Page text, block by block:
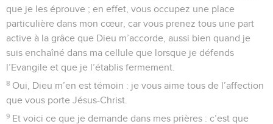
que je les éprouve ; en effet, vous occupez une place
particulière dans mon cœur, car vous prenez tous une part
active à la grâce que Dieu m’accorde, aussi bien quand je
suis enchaîné dans ma cellule que lorsque je défends
l’Evangile et que je l’établis fermement.
8 Oui, Dieu m’en est témoin : je vous aime tous de l’affection
que vous porte Jésus-Christ.
9 Et voici ce que je demande dans mes prières : c’est que